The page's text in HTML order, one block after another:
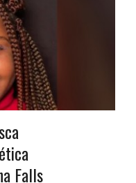
Falls